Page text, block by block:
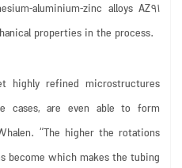
aluminium-zinc alloys AZ91
properties in the process.
highly refined microstructures
cases, are even able to form
“The higher the rotations
become which makes the tubing